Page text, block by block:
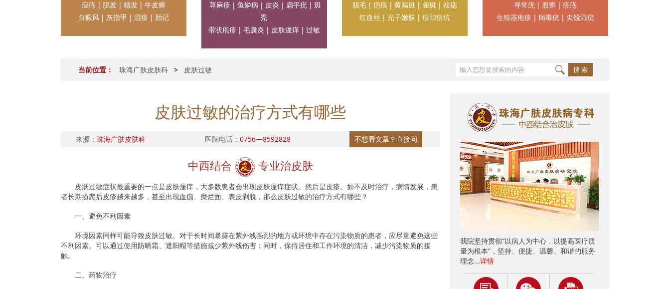
痤疮 | 脱发 | 植发 | 牛皮癣
白癜风 | 灰指甲 | 湿疹 | 胎记
荨麻疹 | 鱼鳞病 | 皮炎 | 扁平疣 | 斑
秃
带状疱疹 | 毛囊炎 | 皮肤瘙痒 | 过敏
脱毛 | 疤痕 | 黄褐斑 | 雀斑 | 祛痣
红血丝 | 光子嫩肤 | 痘印痘坑
寻常疣 | 股癣 | 疥疮
生殖器疱疹 | 病毒疣 | 尖锐湿疣
当前位置： 珠海广肤皮肤科 > 皮肤过敏
皮肤过敏的治疗方式有哪些
来源： 珠海广肤皮肤科 医院电话： 0756—8592828 不想看文章？直接问
中西结合 专业治皮肤
皮肤过敏症状最重要的一点是皮肤瘙痒，大多数患者会出现皮肤瘙痒症状。然后是皮疹。如不及时治疗，病情发展，患
者长期搔爬后皮疹越来越多，甚至出现血痂、糜烂面、表皮剥脱，那么皮肤过敏的治疗方式有哪些？
一、避免不利因素
环境因素同样可能导致皮肤过敏。对于长时间暴露在紫外线强烈的地方或环境中存在污染物质的患者，应尽量避免这些
不利因素。可以通过使用防晒霜、遮阳帽等措施减少紫外线伤害；同时，保持居住和工作环境的清洁，减少污染物质的接
触。
二、药物治疗
我院坚持贯彻“以病人为中心，以提高医疗质
量为根本”，坚持、便捷、温馨、和谐的服务
理念...详情